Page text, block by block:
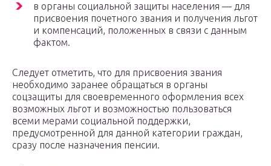
в органы социальной защиты населения — для
присвоения почетного звания и получения льгот
и компенсаций, положенных в связи с данным
фактом.
Следует отметить, что для присвоения звания
необходимо заранее обращаться в органы
соцзащиты для своевременного оформления всех
возможных льгот и возможностью пользоваться
всеми мерами социальной поддержки,
предусмотренной для данной категории граждан,
сразу после назначения пенсии.